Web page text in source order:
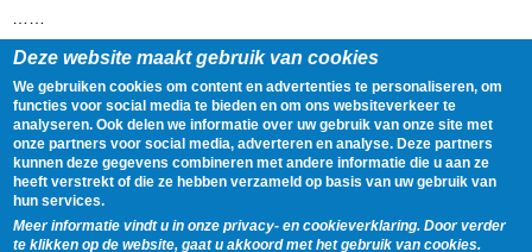
Lees het volledige artikel ophttps://www.ad.nl/wk-voetbal/chaos-bij-
persmoment-belgie-egypte-gaat-door-met-bondscoach-dit-
gebeurde-terwijl-jij-sliep~a610c72e/
Delen Tweet 9 July, 2026 - 06:00
Gegevens
Deze website maakt gebruik van cookies
We gebruiken cookies om content en advertenties te personaliseren, om
functies voor social media te bieden en om ons websiteverkeer te
analyseren. Ook delen we informatie over uw gebruik van onze site met
onze partners voor social media, adverteren en analyse. Deze partners
kunnen deze gegevens combineren met andere informatie die u aan ze
heeft verstrekt of die ze hebben verzameld op basis van uw gebruik van
hun services.
Meer informatie vindt u in onze privacy- en cookieverklaring. Door verder
te klikken op de website, gaat u akkoord met het gebruik van cookies.